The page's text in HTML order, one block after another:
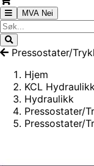
MVA Nei
Pressostater/
Hjem
KCL
Hydraulikk
Pressostater/
Pressostater/